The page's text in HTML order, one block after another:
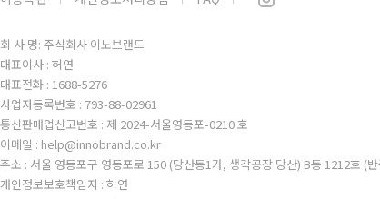
회 사 명: 주식회사 이노브랜드
대표이사 : 허연
대표전화 : 1688-5276
사업자등록번호 : 793-88-02961
통신판매업신고번호 : 제 2024-서울영등포-0210 호
이메일 : help@innobrand.co.kr
주소 : 서울 영등포구 영등포로 150 (당산동1가, 생각공장 당산) B동 1212호 (
개인정보보호책임자 : 허연